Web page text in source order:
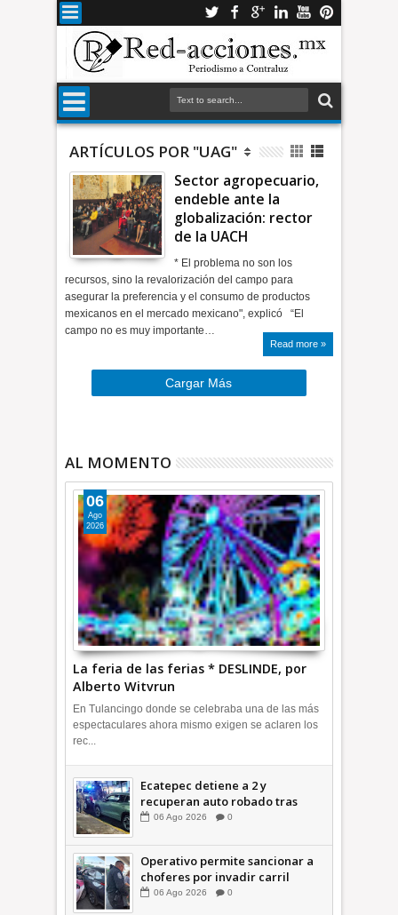
ARTÍCULOS POR "UAG"
Sector agropecuario,
endeble ante la
globalización: rector
de la UACH
* El problema no son los
recursos, sino la revalorización del campo para
asegurar la preferencia y el consumo de productos
mexicanos en el mercado mexicano", explicó “El
campo no es muy importante…
Read more »
Cargar Más
AL MOMENTO
La feria de las ferias * DESLINDE, por
Alberto Witvrun
06
Ago
2026
En Tulancingo donde se celebraba una de las más
espectaculares ahora mismo exigen se aclaren los
rec...
Ecatepec detiene a 2 y
recuperan auto robado tras
operativo con Tecámac +Video
06 Ago 2026 0
Operativo permite sancionar a
choferes por invadir carril
confinado: Ecatepec +Video |
06 Ago 2026 0